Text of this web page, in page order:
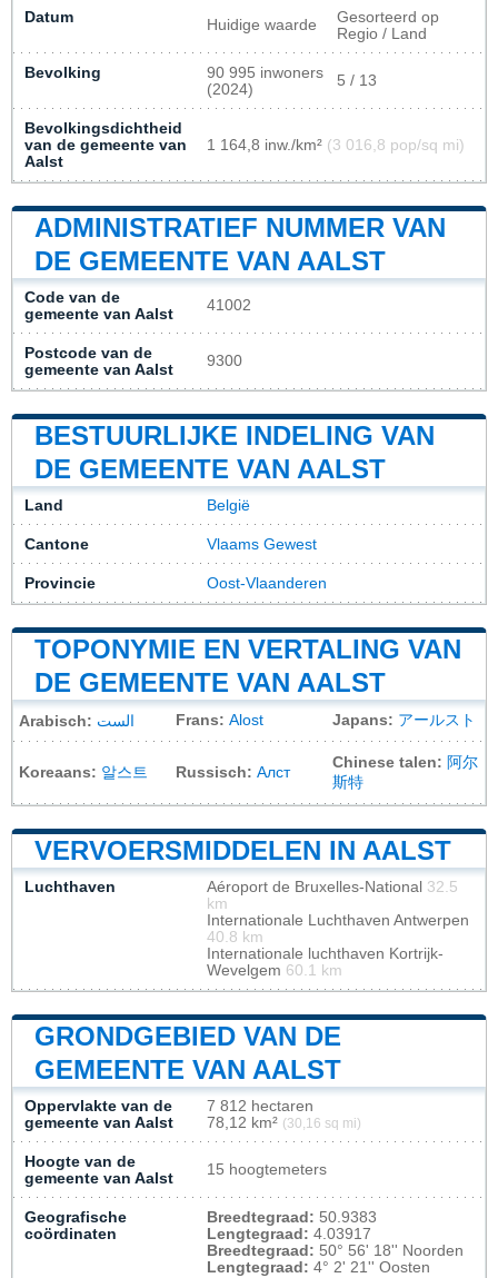
Datum Huidige waarde
Gesorteerd op
Regio / Land
Bevolking
90 995 inwoners
(2024)
5 / 13
Bevolkingsdichtheid
van de gemeente van
Aalst
1 164,8 inw./km² (3 016,8 pop/sq mi)
ADMINISTRATIEF NUMMER VAN
DE GEMEENTE VAN AALST
Code van de
gemeente van Aalst
41002
Postcode van de
gemeente van Aalst
9300
BESTUURLIJKE INDELING VAN
DE GEMEENTE VAN AALST
Land België
Cantone Vlaams Gewest
Provincie Oost-Vlaanderen
TOPONYMIE EN VERTALING VAN
DE GEMEENTE VAN AALST
Arabisch: الست Frans: Alost Japans: アールスト
Koreaans: 알스트 Russisch: Алст
Chinese talen: 阿尔
斯特
VERVOERSMIDDELEN IN AALST
Luchthaven Aéroport de Bruxelles-National 32.5
km
Internationale Luchthaven Antwerpen
40.8 km
Internationale luchthaven Kortrijk-
Wevelgem 60.1 km
GRONDGEBIED VAN DE
GEMEENTE VAN AALST
Oppervlakte van de
gemeente van Aalst
7 812 hectaren
78,12 km² (30,16 sq mi)
Hoogte van de
gemeente van Aalst
15 hoogtemeters
Geografische
coördinaten
Breedtegraad: 50.9383
Lengtegraad: 4.03917
Breedtegraad: 50° 56' 18'' Noorden
Lengtegraad: 4° 2' 21'' Oosten